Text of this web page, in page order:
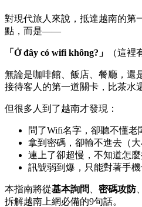
對現代旅人來說，抵達越南的第
點，而是——
「Ở đây có wifi không?」 （這裡
無論是咖啡館、飯店、餐廳，還
接待客人的第一道關卡，比茶水
但很多人到了越南才發現：
問了Wifi名字，卻聽不懂老
拿到密碼，卻輸不進去（大
連上了卻超慢，不知道怎
訊號弱到爆，只能對著手
本指南將從基本詢問 密碼攻防、
拆解越南上網必備的9句話。